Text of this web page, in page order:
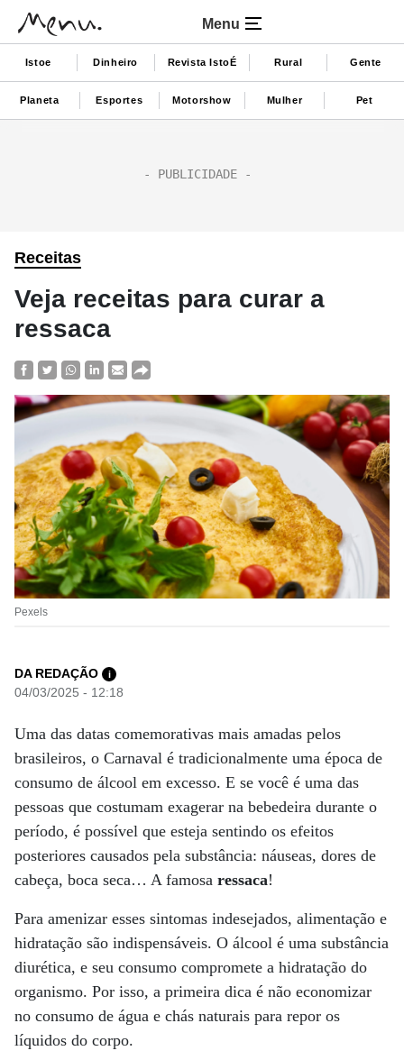
Menu
Istoe Dinheiro Revista IstoÉ Rural Gente
Planeta Esportes Motorshow Mulher Pet
Receitas
Veja receitas para curar a
ressaca
Pexels
DA REDAÇÃO i
04/03/2025 - 12:18
Uma das datas comemorativas mais amadas pelos
brasileiros, o Carnaval é tradicionalmente uma época de
consumo de álcool em excesso. E se você é uma das
pessoas que costumam exagerar na bebedeira durante o
período, é possível que esteja sentindo os efeitos
posteriores causados pela substância: náuseas, dores de
cabeça, boca seca… A famosa ressaca!
Para amenizar esses sintomas indesejados, alimentação e
hidratação são indispensáveis. O álcool é uma substância
diurética, e seu consumo compromete a hidratação do
organismo. Por isso, a primeira dica é não economizar
no consumo de água e chás naturais para repor os
líquidos do corpo.